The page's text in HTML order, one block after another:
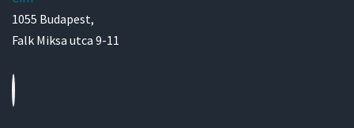
1055 Budapest,
Falk Miksa utca 9-11